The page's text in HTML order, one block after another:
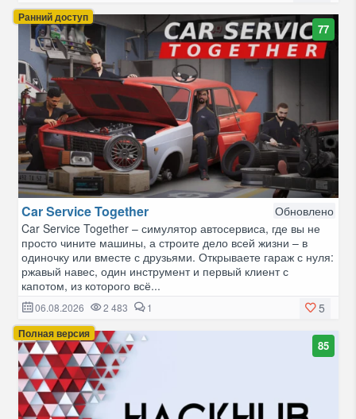
Ранний доступ
77
Car Service Together
Обновлено
Car Service Together – симулятор автосервиса, где вы не
просто чините машины, а строите дело всей жизни – в
одиночку или вместе с друзьями. Открываете гараж с нуля:
ржавый навес, один инструмент и первый клиент с
капотом, из которого всё...
5
06.08.2026 2 483 1
Полная версия
85